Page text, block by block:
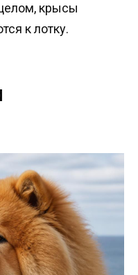
крысы
к лотку.